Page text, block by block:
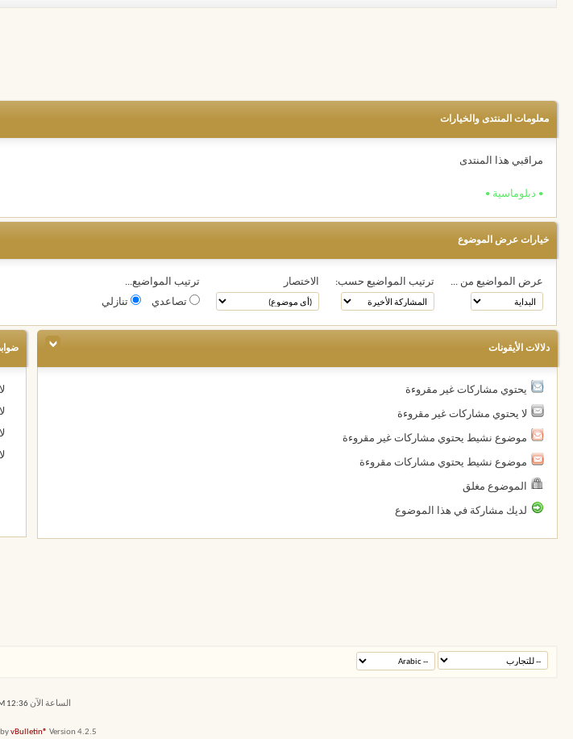
معلومات المنتدى والخيارات
مراقبي هذا المنتدى
• دبلوماسية •
خيارات عرض الموضوع
عرض المواضيع من ... ترتيب المواضيع حسب: الاختصار
ترتيب المواضيع...
تصاعدي
تنازلي
دلالات الأيقونات
يحتوي مشاركات غير مقروءة
لا يحتوي مشاركات غير مقروءة
موضوع نشيط يحتوي مشاركات غير مقروءة
موضوع نشيط يحتوي مشاركات مقروءة
الموضوع مغلق
لديك مشاركة في هذا الموضوع
الساعة الآن12:36 PM
vBulletin® Version 4.2.5